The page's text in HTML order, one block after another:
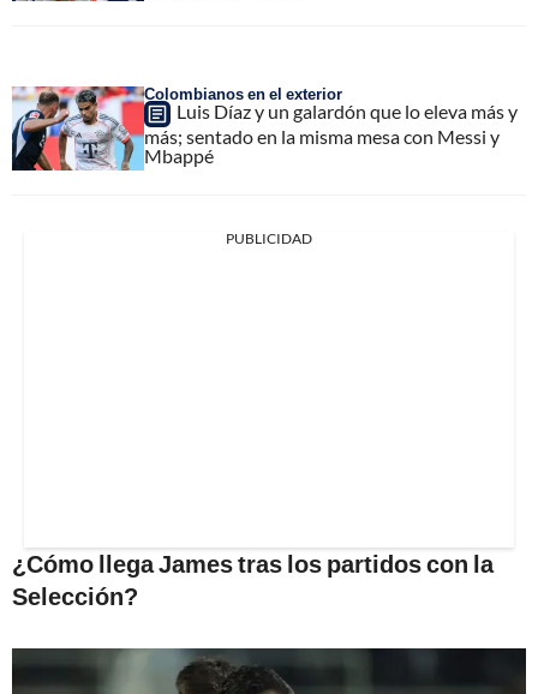
Colombianos en el exterior
Luis Díaz y un galardón que lo eleva más y
más; sentado en la misma mesa con Messi y
Mbappé
PUBLICIDAD
¿Cómo llega James tras los partidos con la
Selección?